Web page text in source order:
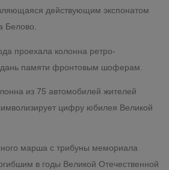
действующим экспонатом
Белово.
проехала колонна ретро-
дань памяти фронтовым шоферам.
из 75 автомобилей жителей
цифру юбилея Великой
марша с трибуны мемориала
в годы Великой Отечественной